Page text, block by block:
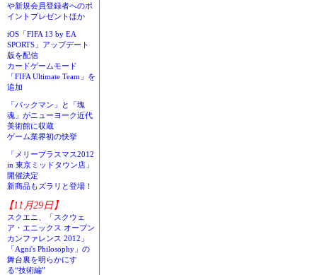
や新規会員登録者へのポ
イントプレゼントほか
iOS「FIFA 13 by EA
SPORTS」アップデート
版を配信
カードゲームモード
「FIFA Ultimate Team」を
追加
「パックマン」と「塊
魂」がニューヨーク近代
美術館に収蔵
ゲーム業界初の快挙
「メリープラスマス2012
in 東京ミッドタウン店」
開催決定
新商品もズラリと登場！
【11月29日】
スクエニ、「スクウェ
ア・エニックス オープン
カンファレンス 2012」
「Agni's Philosophy」の
舞台裏を明らかにす
る“技術編”